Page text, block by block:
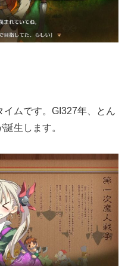
イムです。GI327年、とん
生します。